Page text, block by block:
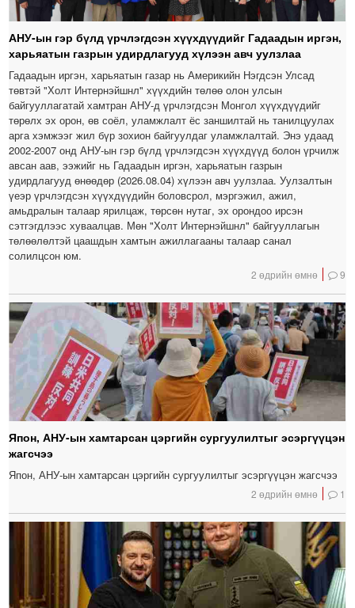
АНУ-ын гэр бүлд үрчлэгдсэн хүүхдүүдийг Гадаадын иргэн,
харьяатын газрын удирдлагууд хүлээн авч уулзлаа
Гадаадын иргэн, харьяатын газар нь Америкийн Нэгдсэн Улсад
төвтэй "Холт Интернэйшнл" хүүхдийн төлөө олон улсын
байгууллагатай хамтран АНУ-д үрчлэгдсэн Монгол хүүхдүүдийг
төрөлх эх орон, өв соёл, уламжлалт ёс заншилтай нь танилцуулах
арга хэмжээг жил бүр зохион байгуулдаг уламжлалтай. Энэ удаад
2002-2007 онд АНУ-ын гэр бүлд үрчлэгдсэн хүүхдүүд болон үрчилж
авсан аав, ээжийг нь Гадаадын иргэн, харьяатын газрын
удирдлагууд өнөөдөр (2026.08.04) хүлээн авч уулзлаа. Уулзалтын
үеэр үрчлэгдсэн хүүхдүүдийн боловсрол, мэргэжил, ажил,
амьдралын талаар ярилцаж, төрсөн нутаг, эх орондоо ирсэн
сэтгэгдлээс хуваалцав. Мөн "Холт Интернэйшнл" байгууллагын
төлөөлөлтэй цаашдын хамтын ажиллагааны талаар санал
солилцсон юм.
2 өдрийн өмнө 9
Япон, АНУ-ын хамтарсан цэргийн сургуулилтыг эсэргүүцэн
жагсчээ
Япон, АНУ-ын хамтарсан цэргийн сургуулилтыг эсэргүүцэн жагсчээ
2 өдрийн өмнө 1